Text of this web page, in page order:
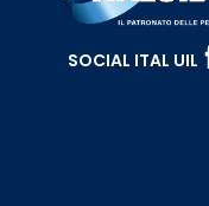
SOCIAL ITAL UIL